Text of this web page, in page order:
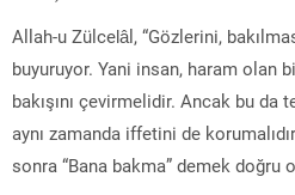
Allah-u Zülcelâl, “Gözlerini,
buyuruyor. Yani insan, haram olan
bakışını çevirmelidir. Ancak bu da
aynı zamanda iffetini de
sonra “Bana bakma” demek doğru